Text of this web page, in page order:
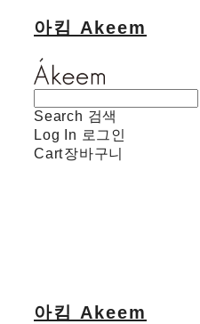
아킴 Akeem
Search 검색
Log In 로그인
Cart장바구니
아킴 Akeem